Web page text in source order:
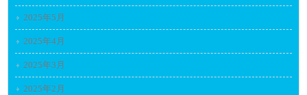
2025年5月
2025年4月
2025年3月
2025年2月